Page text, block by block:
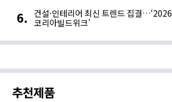
건설·인테리어 최신 트렌드 집결…‘2026
코리아빌드위크’
추천제품